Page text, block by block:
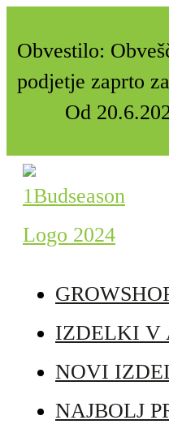
Obvestilo:
podjetje zaprto
Od
IZDELKI V
NOVI
NAJBOLJ